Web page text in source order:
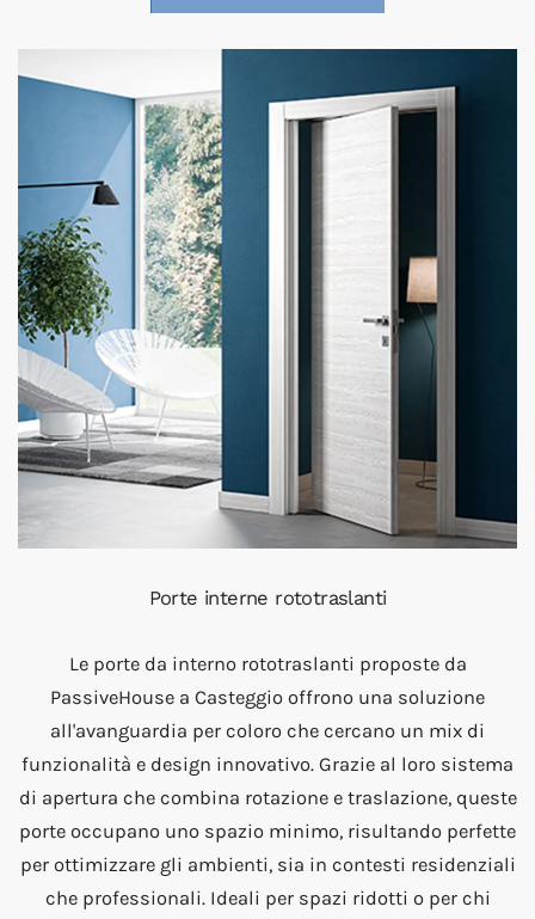
Porte interne rototraslanti
Le porte da interno rototraslanti proposte da
PassiveHouse a Casteggio offrono una soluzione
all'avanguardia per coloro che cercano un mix di
funzionalità e design innovativo. Grazie al loro sistema
di apertura che combina rotazione e traslazione, queste
porte occupano uno spazio minimo, risultando perfette
per ottimizzare gli ambienti, sia in contesti residenziali
che professionali. Ideali per spazi ridotti o per chi